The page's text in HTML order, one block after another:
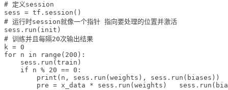
# 定义session
sess = tf.session()
# 运行时session就像一个指针 指向要处理的位置并激活
sess.run(init)
# 训练并且每隔20次输出结果
k = 0
for n in range(200):
    sess.run(train)
    if n % 20 == 0:
        print(n, sess.run(weights), sess.run(biases))
pre = x_data * sess.run(weights)